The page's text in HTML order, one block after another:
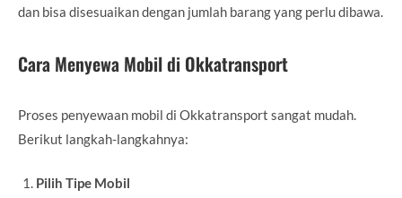
dan bisa disesuaikan dengan jumlah barang yang perlu dibawa.
Cara Menyewa Mobil di Okkatransport
Proses penyewaan mobil di Okkatransport sangat mudah.
Berikut langkah-langkahnya:
Pilih Tipe Mobil